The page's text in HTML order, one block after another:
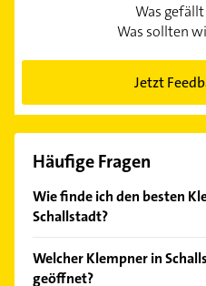
Was
Was sollten
Jetzt
Häufige Fragen
Wie finde ich den besten
Schallstadt?
Kundenmeinungen und
Welcher Klempner in
geöffnet?